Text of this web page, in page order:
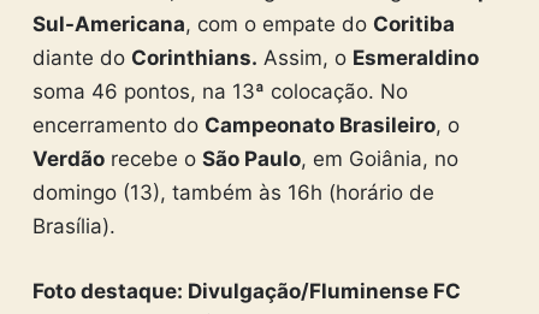
Sul-Americana, com o empate do Coritiba
diante do Corinthians. Assim, o Esmeraldino
soma 46 pontos, na 13ª colocação. No
encerramento do Campeonato Brasileiro, o
Verdãorecebe o São Paulo, em Goiânia, no
domingo (13), também às 16h (horário de
Brasília).
Foto destaque: Divulgação/Fluminense FC